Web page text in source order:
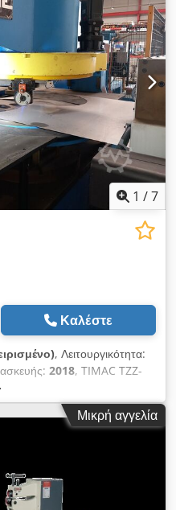
1 /7
Καλέστε
, Λειτουργικότητα:
2018, TIMAC TZZ-
station automatic
for production.
discs from coil or
automatic stacker
without stops.
of bottoms and lids,
drawing or stamping
cutting with adjustable
Μικρή αγγελία